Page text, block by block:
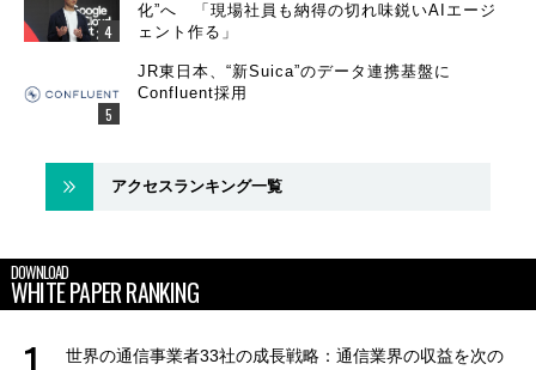
化”へ 「現場社員も納得の切れ味鋭いAIエージ
ェント作る」
JR東日本、“新Suica”のデータ連携基盤に
Confluent採用
アクセスランキング一覧
DOWNLOAD
WHITE PAPER RANKING
世界の通信事業者33社の成長戦略：通信業界の収益を次の